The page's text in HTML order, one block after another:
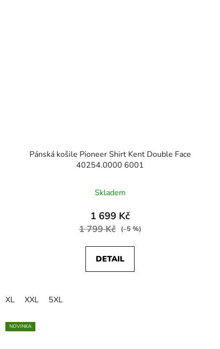
Pánská košile Pioneer Shirt Kent Double Face
40254.0000 6001
Skladem
1 699 Kč
1 799 Kč (–5 %)
DETAIL
XL XXL 5XL
NOVINKA